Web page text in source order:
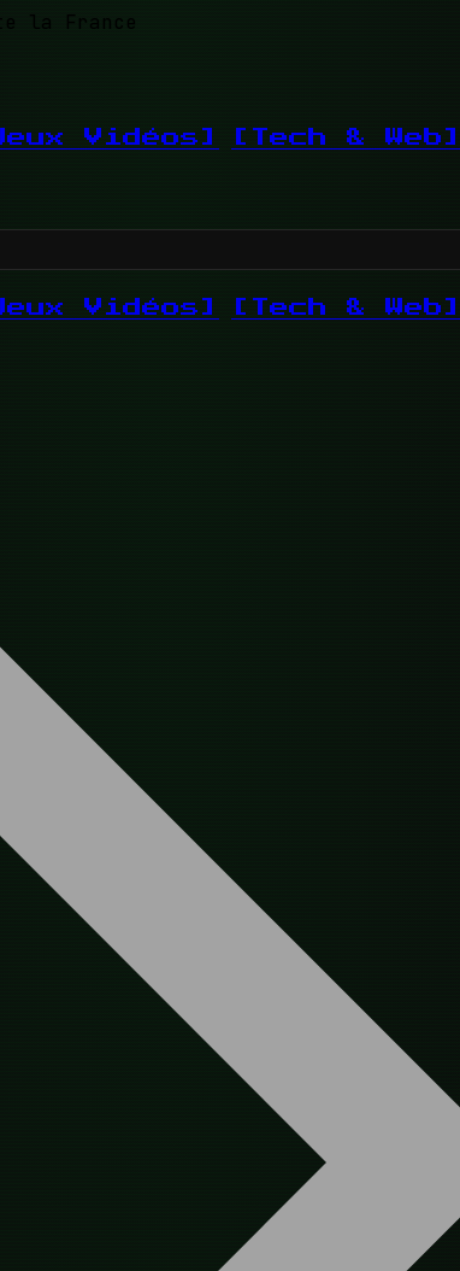
la France
Vidéos] [Tech & Web]
Vidéos] [Tech & Web]